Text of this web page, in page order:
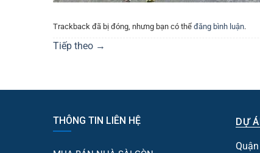
Trackback đã bị đóng, nhưng bạn có thể đăng bình luận.
Tiếp theo →
THÔNG TIN LIÊN HỆ DỰ